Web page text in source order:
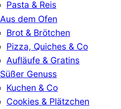
Pasta & Reis
Aus dem Ofen
Brot & Brötchen
Pizza, Quiches & Co
Aufläufe & Gratins
Süßer Genuss
Kuchen & Co
Cookies & Plätzchen